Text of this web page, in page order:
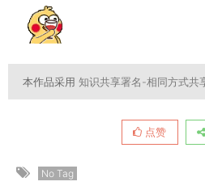
本作品采用 知识共享署名-相同方式共
点赞
No Tag